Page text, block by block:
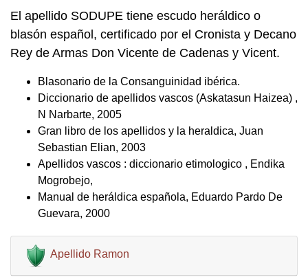
El apellido SODUPE tiene escudo heráldico o
blasón español, certificado por el Cronista y Decano
Rey de Armas Don Vicente de Cadenas y Vicent.
Blasonario de la Consanguinidad ibérica.
Diccionario de apellidos vascos (Askatasun Haizea) ,
N Narbarte, 2005
Gran libro de los apellidos y la heraldica, Juan
Sebastian Elian, 2003
Apellidos vascos : diccionario etimologico , Endika
Mogrobejo,
Manual de heráldica española, Eduardo Pardo De
Guevara, 2000
Apellido Ramon